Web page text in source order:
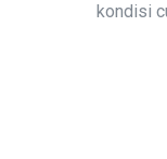
kondisi